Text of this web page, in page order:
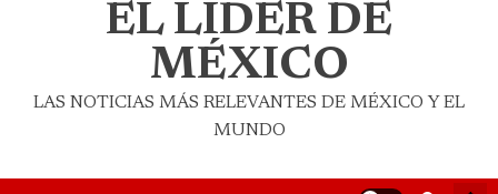
EL LÍDER DE
MÉXICO
LAS NOTICIAS MÁS RELEVANTES DE MÉXICO Y EL
MUNDO